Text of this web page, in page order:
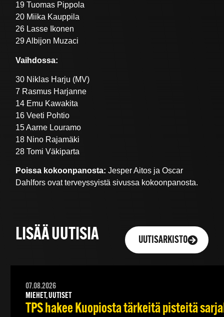
19 Tuomas Pippola
20 Miika Kauppila
26 Lasse Ikonen
29 Albijon Muzaci
Vaihdossa:
30 Niklas Harju (MV)
7 Rasmus Harjanne
14 Emu Kawakita
16 Veeti Pohtio
15 Aarne Louramo
18 Nino Rajamäki
28 Tomi Väkiparta
Poissa kokoonpanosta: Jesper Aitos ja Oscar
Dahlfors ovat terveyssyistä sivussa kokoonpanosta.
LISÄÄ UUTISIA UUTISARKISTO
07.08.2026
MIEHET, UUTISET
TPS hakee Kuopiosta tärkeitä pisteitä